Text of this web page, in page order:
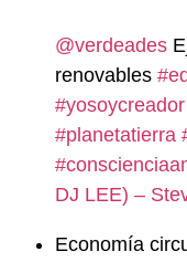
@verdeades
renovables
#yosoycreador
#planetatierra
DJ LEE) –
Economía